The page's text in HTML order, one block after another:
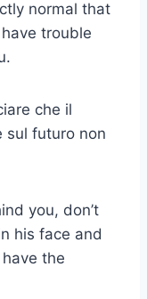
normal that
trouble
che il
sul futuro non
you, don’t
his face and
the